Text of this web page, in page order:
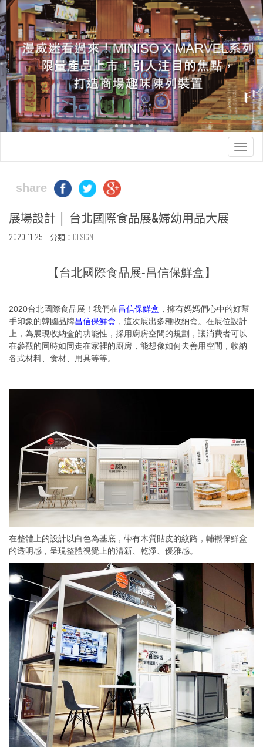
share
展場設計 │ 台北國際食品展&婦幼用品大展
2020-11-25 分類： DESIGN
【台北國際食品展-昌信保鮮盒】
2020台北國際食品展！我們在昌信保鮮盒 ，擁有媽媽們心中的好幫
手印象的韓國品牌昌信保鮮盒 ，這次展出多種收納盒。在展位設計
上，為展現收納盒的功能性，採用廚房空間的規劃，讓消費者可以
在參觀的同時如同走在家裡的廚房，能想像如何去善用空間，收納
各式材料、食材、用具等等。
在整體上的設計以白色為基底，帶有木質貼皮的紋路，輔襯保鮮盒
的透明感，呈現整體視覺上的清新、乾淨、優雅感。